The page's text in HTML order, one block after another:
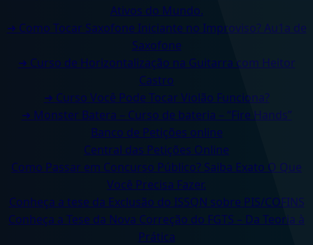
Ativos do Mundo.
➜ Como Tocar Saxofone Iniciante no Improviso? Au1a de
Saxofone
➜ Curso de Horizontalização na Guitarra com Heitor
Castro
➜ Curso Você Pode Tocar Violão Funciona?
➜ Monster Batera – Curso de bateria – “Fire Hands”‎
Banco de Petições online
Central das Petições Online
Como Passar em Concurso Público? Saiba Exato O Que
Você Precisa Fazer.
Conheça a tese da Exclusão do ISSQN sobre PIS/COFINS
Conheça a Tese da Nova Correção do FGTS – Da Teoria à
Prática